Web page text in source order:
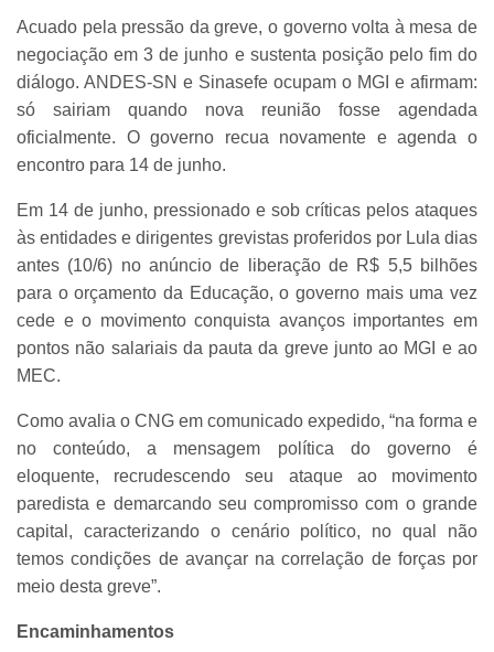
Acuado pela pressão da greve, o governo volta à mesa de
negociação em 3 de junho e sustenta posição pelo fim do
diálogo. ANDES-SN e Sinasefe ocupam o MGI e afirmam:
só sairiam quando nova reunião fosse agendada
oficialmente. O governo recua novamente e agenda o
encontro para 14 de junho.
Em 14 de junho, pressionado e sob críticas pelos ataques
às entidades e dirigentes grevistas proferidos por Lula dias
antes (10/6) no anúncio de liberação de R$ 5,5 bilhões
para o orçamento da Educação, o governo mais uma vez
cede e o movimento conquista avanços importantes em
pontos não salariais da pauta da greve junto ao MGI e ao
MEC.
Como avalia o CNG em comunicado expedido, “na forma e
no conteúdo, a mensagem política do governo é
eloquente, recrudescendo seu ataque ao movimento
paredista e demarcando seu compromisso com o grande
capital, caracterizando o cenário político, no qual não
temos condições de avançar na correlação de forças por
meio desta greve”.
Encaminhamentos